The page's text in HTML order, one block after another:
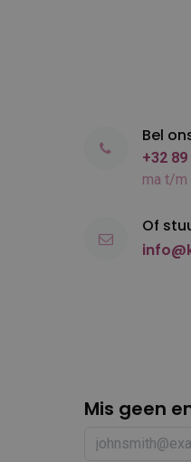
Mis geen
Bel
+32 89
ma t/m
Of